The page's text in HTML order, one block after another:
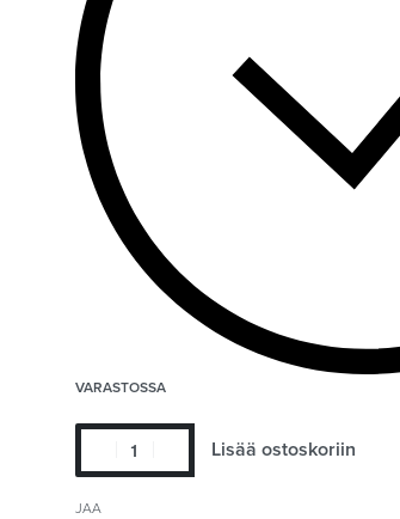
VARASTOSSA
Lisää ostoskoriin
JAA